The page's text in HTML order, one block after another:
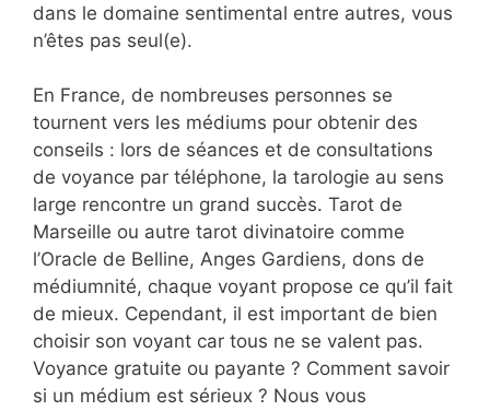
dans le domaine sentimental entre autres, vous
n’êtes pas seul(e).
En France, de nombreuses personnes se
tournent vers les médiums pour obtenir des
conseils : lors de séances et de consultations
de voyance par téléphone, la tarologie au sens
large rencontre un grand succès. Tarot de
Marseille ou autre tarot divinatoire comme
l’Oracle de Belline, Anges Gardiens, dons de
médiumnité, chaque voyant propose ce qu’il fait
de mieux. Cependant, il est important de bien
choisir son voyant car tous ne se valent pas.
Voyance gratuite ou payante ? Comment savoir
si un médium est sérieux ? Nous vous